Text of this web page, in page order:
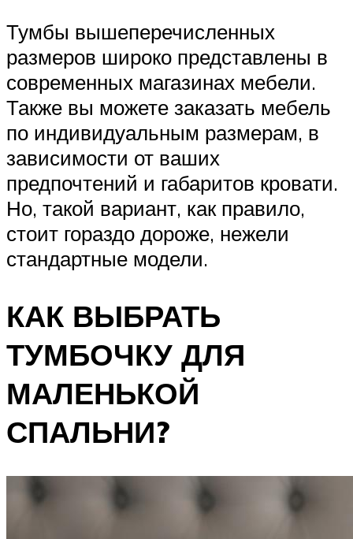
Тумбы вышеперечисленных
размеров широко представлены в
современных магазинах мебели.
Также вы можете заказать мебель
по индивидуальным размерам, в
зависимости от ваших
предпочтений и габаритов кровати.
Но, такой вариант, как правило,
стоит гораздо дороже, нежели
стандартные модели.
КАК ВЫБРАТЬ
ТУМБОЧКУ ДЛЯ
МАЛЕНЬКОЙ
СПАЛЬНИ?